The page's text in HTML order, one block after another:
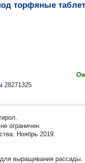
торфяные
28271325
ограничен.
Ноябрь 2019.
для выращивания